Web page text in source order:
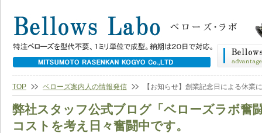
TOP ベローズ案内人の情報発信 【お知らせ】創業記念日による休業
弊社スタッフ公式ブログ「ベローズラボ奮
コストを考え日々奮闘中です。